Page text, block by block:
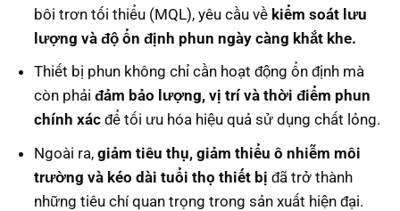
bôi trơn tối thiểu (MQL), yêu cầu về kiểm soát lưu
lượng và độ ổn định phun ngày càng khắt khe.
Thiết bị phun không chỉ cần hoạt động ổn định mà
còn phải đảm bảo lượng, vị trí và thời điểm phun
chính xácđể tối ưu hóa hiệu quả sử dụng chất lỏng.
Ngoài ra, giảm tiêu thụ, giảm thiểu ô nhiễm môi
trường và kéo dài tuổi thọ thiết bị đã trở thành
những tiêu chí quan trọng trong sản xuất hiện đại.